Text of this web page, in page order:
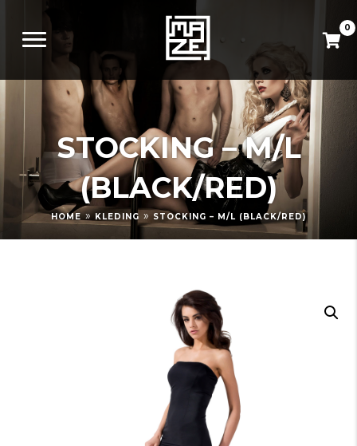
0
STOCKING – M/L
(BLACK/RED)
HOME » KLEDING » STOCKING – M/L (BLACK/RED)